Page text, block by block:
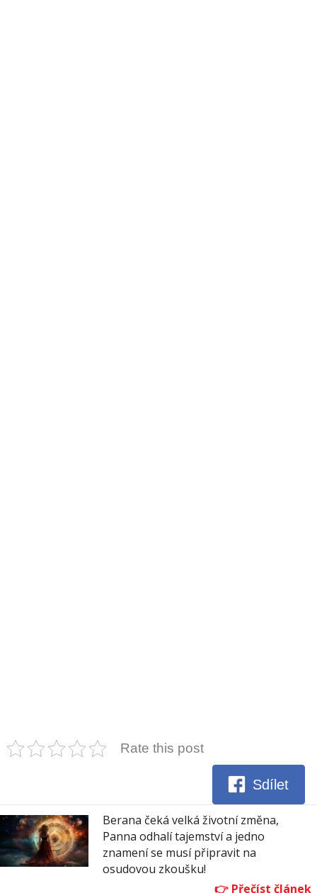
Rate this post
Sdílet
Berana čeká velká životní změna,
Panna odhalí tajemství a jedno
znamení se musí připravit na
osudovou zkoušku!